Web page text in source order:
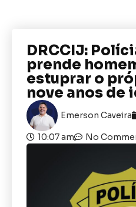
DRCCIJ:
prende
estuprar o
nove anos de
Emerson Caveira
10:07 am No